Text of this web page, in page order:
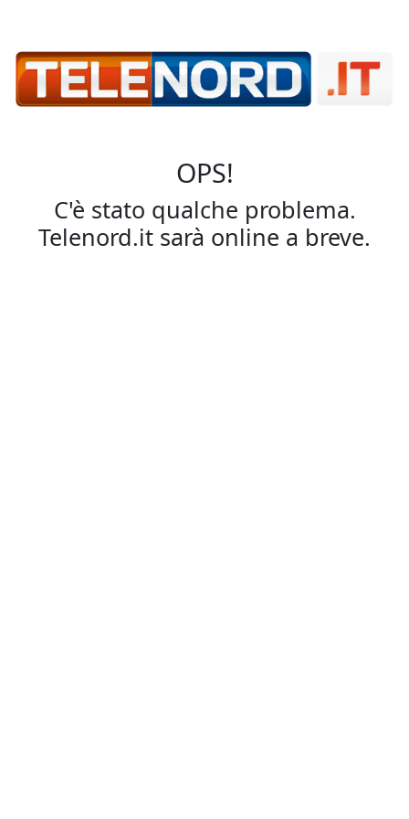
OPS!
C'è stato qualche problema.
Telenord.it sarà online a breve.